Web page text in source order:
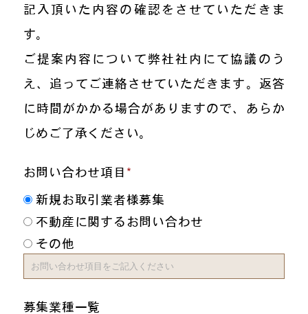
記入頂いた内容の確認をさせていただきま
す。
ご提案内容について弊社社内にて協議のう
え、追ってご連絡させていただきます。返答
に時間がかかる場合がありますので、あらか
じめご了承ください。
お問い合わせ項目
新規お取引業者様募集
不動産に関するお問い合わせ
その他
募集業種一覧